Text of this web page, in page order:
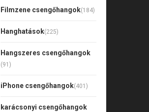
Filmzene csengőhangok(184)
Hanghatások(225)
Hangszeres csengőhangok
(91)
iPhone csengőhangok(401)
karácsonyi csengőhangok